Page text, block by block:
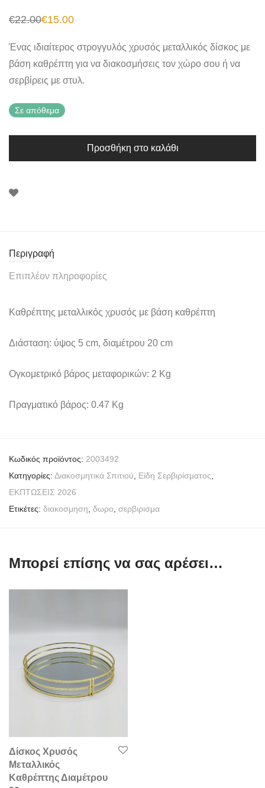
€22.00
Original
€22.00.
€15.00
Η
είναι:
Ένας ιδιαίτερος στρογγυλός χρυσός μεταλλικός δίσκος με
βάση καθρέπτη για να διακοσμήσεις τον χώρο σου ή να
σερβίρεις με στυλ.
Σε απόθεμα
Προσθήκη στο καλάθι
Περιγραφή
Επιπλέον πληροφορίες
Καθρέπτης μεταλλικός χρυσός με βάση καθρέπτη
Διάσταση: ύψος 5 cm, διαμέτρου 20 cm
Ογκομετρικό βάρος μεταφορικών: 2 Kg
Πραγματικό βάρος: 0.47 Kg
Κωδικός προϊόντος: 2003492
Κατηγορίες: Διακοσμητικά Σπιτιού Είδη Σερβιρίσματος
ΕΚΠΤΩΣΕΙΣ 2026
Ετικέτες: διακοσμηση δωρο σερβιρισμα
Μπορεί επίσης να σας αρέσει…
Δίσκος Χρυσός
Μεταλλικός
Καθρέπτης Διαμέτρου